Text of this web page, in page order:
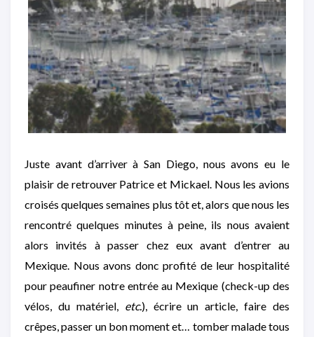
Juste avant d’arriver à San Diego, nous avons eu le
plaisir de retrouver Patrice et Mickael. Nous les avions
croisés quelques semaines plus tôt et, alors que nous les
rencontré quelques minutes à peine, ils nous avaient
alors invités à passer chez eux avant d’entrer au
Mexique. Nous avons donc profité de leur hospitalité
pour peaufiner notre entrée au Mexique (check-up des
vélos, du matériel, etc.), écrire un article, faire des
crêpes, passer un bon moment et… tomber malade tous